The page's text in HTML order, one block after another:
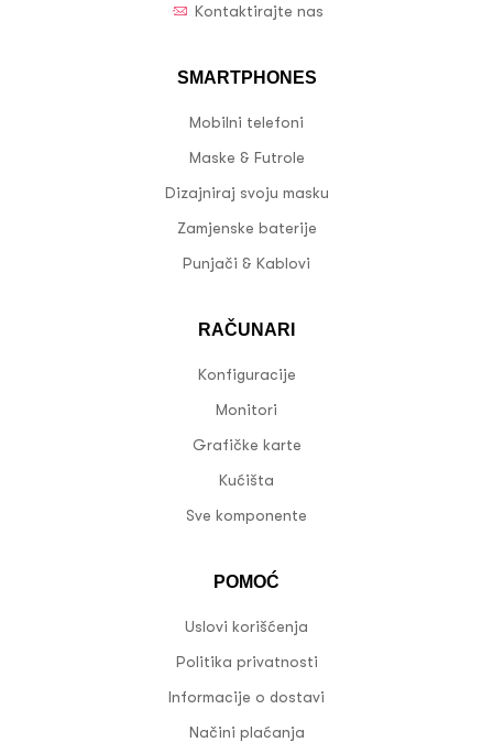
Kontaktirajte nas
SMARTPHONES
Mobilni telefoni
Maske & Futrole
Dizajniraj svoju masku
Zamjenske baterije
Punjači & Kablovi
RAČUNARI
Konfiguracije
Monitori
Grafičke karte
Kućišta
Sve komponente
POMOĆ
Uslovi korišćenja
Politika privatnosti
Informacije o dostavi
Načini plaćanja